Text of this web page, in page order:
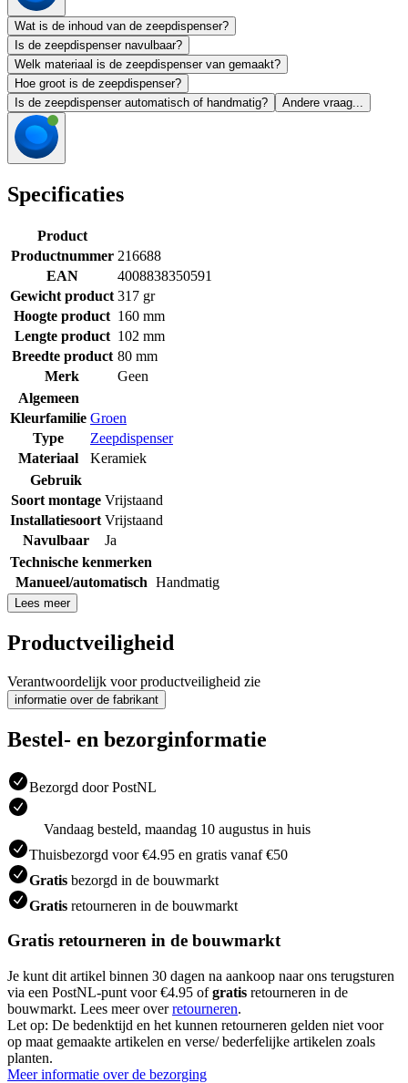
Wat is de inhoud van de zeepdispenser?
Is de zeepdispenser navulbaar?
Welk materiaal is de zeepdispenser van gemaakt?
Hoe groot is de zeepdispenser?
Is de zeepdispenser automatisch of handmatig?
Andere vraag...
Specificaties
Product
Productnummer 216688
EAN
4008838350591
Gewicht product 317 gr
Hoogte product 160 mm
Lengte product 102 mm
Breedte product 80 mm
Merk
Geen
Algemeen
Kleurfamilie Groen
Type
Zeepdispenser
Materiaal
Keramiek
Gebruik
Soort montage Vrijstaand
Installatiesoort Vrijstaand
Navulbaar
Ja
Technische kenmerken
Manueel/automatisch Handmatig
Lees meer
Productveiligheid
Verantwoordelijk voor productveiligheid zie
informatie over de fabrikant
Bestel- en bezorginformatie
Bezorgd door PostNL
Vandaag besteld, maandag 10 augustus in huis
Thuisbezorgd voor €4.95 en gratis vanaf €50
Gratis bezorgd in de bouwmarkt
Gratis retourneren in de bouwmarkt
Gratis retourneren in de bouwmarkt
Je kunt dit artikel binnen 30 dagen na aankoop naar ons terugsturen
via een PostNL-punt voor €4.95 ofgratis retourneren in de
bouwmarkt. Lees meer overretourneren.
Let op: De bedenktijd en het kunnen retourneren gelden niet voor
op maat gemaakte artikelen en verse/ bederfelijke artikelen zoals
planten.
Meer informatie over de bezorging